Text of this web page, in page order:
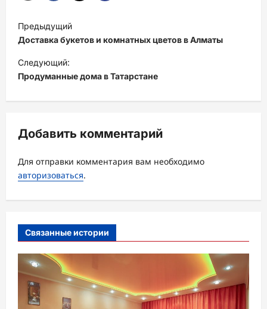
Н
а
в
и
ц
я
з
а
п
и
и
Предыдущий
Доставка букетов и комнатных цветов в Алматы
Следующий:
Продуманные дома в Татарстане
Добавить комментарий
Для отправки комментария вам необходимо
авторизоваться.
Связанные истории